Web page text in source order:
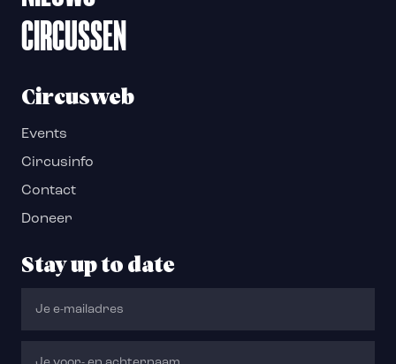
CIRCUSSEN
Circusweb
Events
Circusinfo
Contact
Doneer
Stay up to date